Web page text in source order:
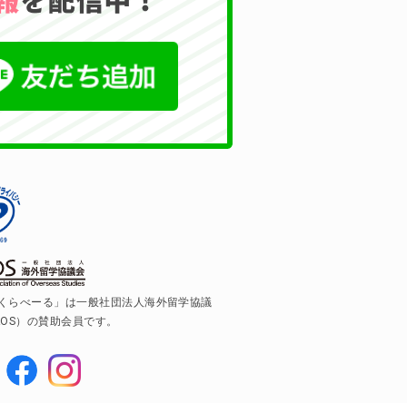
らべーる」は一般社団法人海外留学協議
）の賛助会員です。